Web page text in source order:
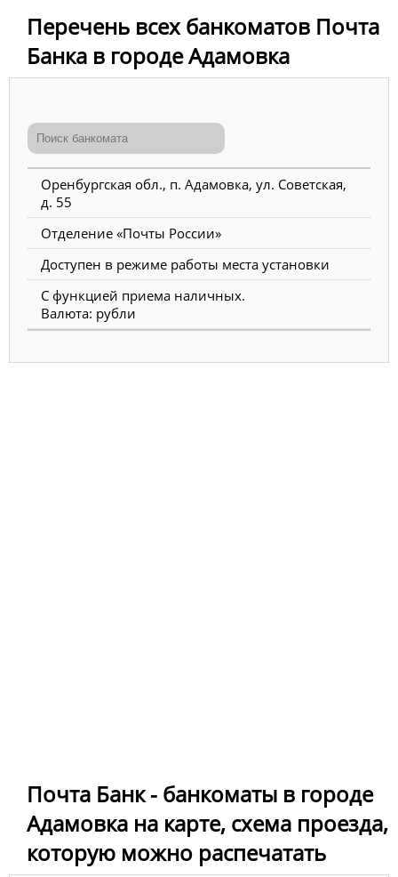
Перечень всех банкоматов Почта
Банка в городе Адамовка
Оренбургская обл., п. Адамовка, ул. Советская,
д. 55
Отделение «Почты России»
Доступен в режиме работы места установки
С функцией приема наличных.
Валюта: рубли
Почта Банк - банкоматы в городе
Адамовка на карте, схема проезда,
которую можно распечатать